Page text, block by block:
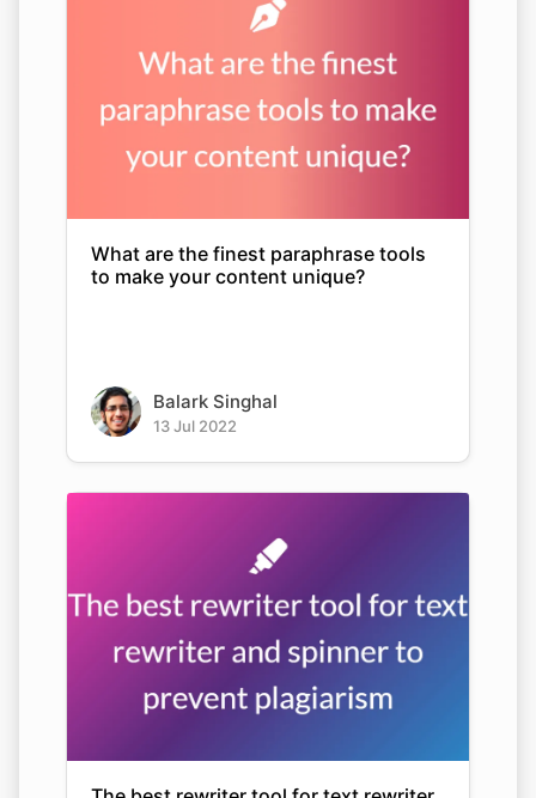
What are the finest paraphrase tools
to make your content unique?
Balark Singhal
13 Jul 2022